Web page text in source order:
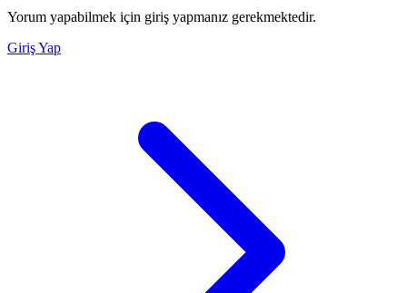
Yorum yapabilmek için giriş yapmanız gerekmektedir.
Giriş Yap